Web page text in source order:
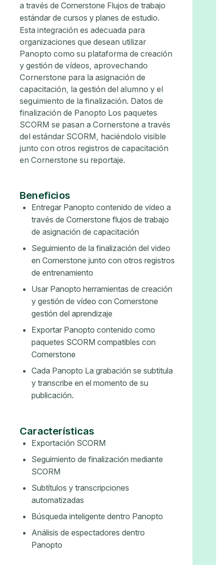
a través de Cornerstone Flujos de trabajo
estándar de cursos y planes de estudio.
Esta integración es adecuada para
organizaciones que desean utilizar
Panopto como su plataforma de creación
y gestión de vídeos, aprovechando
Cornerstone para la asignación de
capacitación, la gestión del alumno y el
seguimiento de la finalización. Datos de
finalización de Panopto Los paquetes
SCORM se pasan a Cornerstone a través
del estándar SCORM, haciéndolo visible
junto con otros registros de capacitación
en Cornerstone su reportaje.
Beneficios
Entregar Panopto contenido de video a
través de Cornerstone flujos de trabajo
de asignación de capacitación
Seguimiento de la finalización del video
en Cornerstone junto con otros registros
de entrenamiento
Usar Panopto herramientas de creación
y gestión de vídeo con Cornerstone
gestión del aprendizaje
Exportar Panopto contenido como
paquetes SCORM compatibles con
Cornerstone
Cada Panopto La grabación se subtitula
y transcribe en el momento de su
publicación.
Características
Exportación SCORM
Seguimiento de finalización mediante
SCORM
Subtítulos y transcripciones
automatizadas
Búsqueda inteligente dentro Panopto
Análisis de espectadores dentro
Panopto